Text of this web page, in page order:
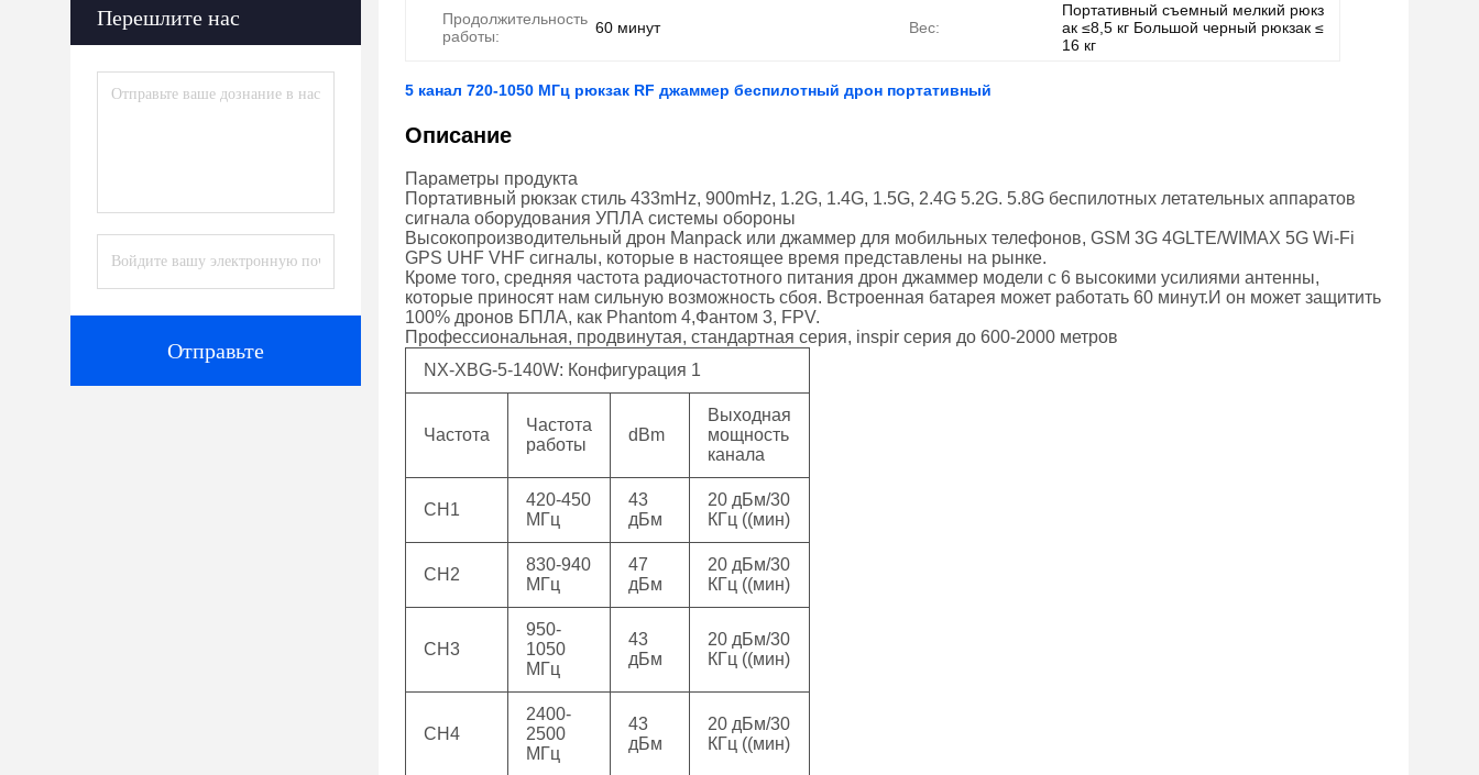
Перешлите нас
Отправьте
Продолжительность
работы:
60 минут Вес:
Портативный съемный мелкий рюкз
ак ≤8,5 кг Большой черный рюкзак ≤
16 кг
5 канал 720-1050 МГц рюкзак RF джаммер беспилотный дрон портативный
Описание
Параметры продукта
Портативный рюкзак стиль 433mHz, 900mHz, 1.2G, 1.4G, 1.5G, 2.4G 5.2G. 5.8G беспилотных летательных аппаратов
сигнала оборудования УПЛА системы обороны
Высокопроизводительный дрон Manpack или джаммер для мобильных телефонов, GSM 3G 4GLTE/WIMAX 5G Wi-Fi
GPS UHF VHF сигналы, которые в настоящее время представлены на рынке.
Кроме того, средняя частота радиочастотного питания дрон джаммер модели с 6 высокими усилиями антенны,
которые приносят нам сильную возможность сбоя. Встроенная батарея может работать 60 минут.И он может защитить
100% дронов БПЛА, как Phantom 4,Фантом 3, FPV.
Профессиональная, продвинутая, стандартная серия, inspir серия до 600-2000 метров
NX-XBG-5-140W: Конфигурация 1
Частота
Частота
работы
dBm
Выходная
мощность
канала
CH1
420-450
МГц
43
дБм
20 дБм/30
КГц ((мин)
CH2
830-940
МГц
47
дБм
20 дБм/30
КГц ((мин)
CH3
950-
1050
МГц
43
дБм
20 дБм/30
КГц ((мин)
CH4
2400-
2500
МГц
43
дБм
20 дБм/30
КГц ((мин)